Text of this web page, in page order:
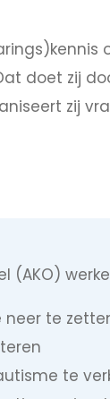
doet zij
zij
(AKO)
neer te
te